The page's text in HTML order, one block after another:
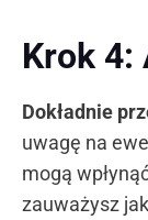
Krok 4:
Dokładnie
uwagę na
mogą
zauważysz